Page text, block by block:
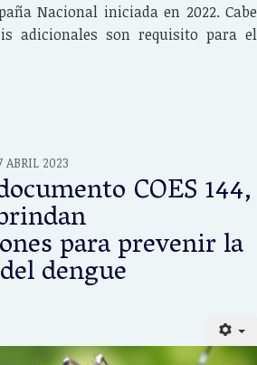
Nacional iniciada en 2022. Cabe
adicionales son requisito para el
ABRIL 2023
COES 144,
para prevenir la
dengue